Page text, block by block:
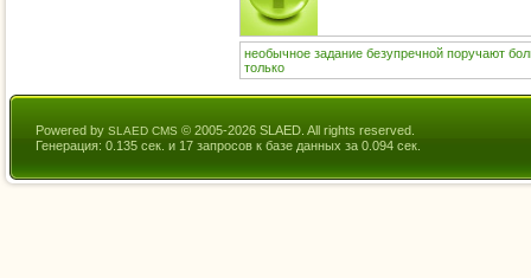
необычное задание безупречной поручают
только
Powered by SLAED CMS © 2005-2026 SLAED. All rights reserved.
Генерация: 0.135 сек. и 17 запросов к базе данных за 0.094 сек.